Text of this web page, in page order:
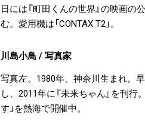
日には『町田くんの世界』の映画
む。愛用機は「CONTAX T2」。
川島小鳥 / 写真家
写真左。1980年、神奈川生まれ。
し、2011年に『未来ちゃん』を刊行
す」を熱海で開催中。